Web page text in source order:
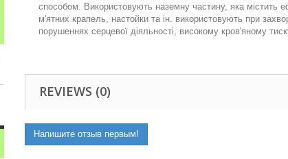
способом. Використовують наземну частину, яка містить
м'ятних крапель, настойки та ін. використовують при
порушеннях серцевої діяльності, високому кров'яному
REVIEWS (0)
Напишите отзыв первым!